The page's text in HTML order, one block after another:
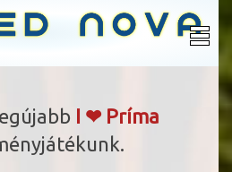
I ❤ Príma